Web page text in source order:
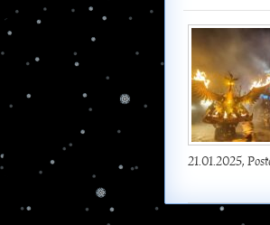
21.01.2025,